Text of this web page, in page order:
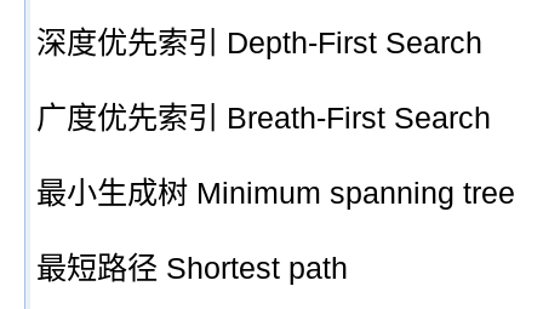
深度优先索引 Depth-First Search
广度优先索引 Breath-First Search
最小生成树 Minimum spanning tree
最短路径 Shortest path